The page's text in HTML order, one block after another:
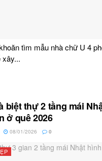
tìm mẫu nhà chữ U 4
xây...
biệt thự 2 tầng mái
ở quê 2026
08/01/2026 0